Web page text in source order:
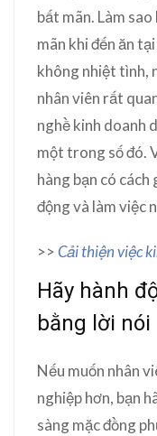
bất mãn. Làm
mãn khi đến ăn
không nhiệt tình,
nhân viên rất
nghề kinh doanh
một trong số đó.
hàng bạn có cách
động và làm việc
>>Cải thiện việc
Hãy hành
bằng lời nói
Nếu muốn nhân
nghiệp hơn, bạn
sàng mặc đồng